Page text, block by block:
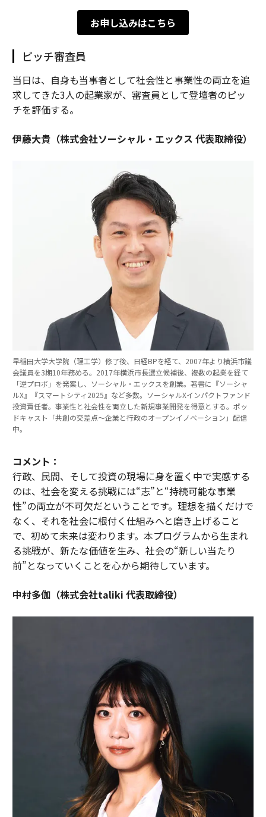
お申し込みはこちら
ピッチ審査員
当日は、自身も当事者として社会性と事業性の両立を追
求してきた3人の起業家が、審査員として登壇者のピッ
チを評価する。
伊藤大貴（株式会社ソーシャル・エックス 代表取締役）
早稲田大学大学院（理工学）修了後、日経BPを経て、2007年より横浜市議
会議員を3期10年務める。2017年横浜市長選立候補後、複数の起業を経て
「逆プロポ」を発案し、ソーシャル・エックスを創業。著書に『ソーシャ
ルX』『スマートシティ2025』など多数。ソーシャルXインパクトファンド
投資責任者。事業性と社会性を両立した新規事業開発を得意とする。ポッ
ドキャスト「共創の交差点〜企業と行政のオープンイノベーション」配信
中。
コメント：
行政、民間、そして投資の現場に身を置く中で実感する
のは、社会を変える挑戦には“志”と“持続可能な事業
性”の両立が不可欠だということです。理想を描くだけで
なく、それを社会に根付く仕組みへと磨き上げること
で、初めて未来は変わります。本プログラムから生まれ
る挑戦が、新たな価値を生み、社会の“新しい当たり
前”となっていくことを心から期待しています。
中村多伽（株式会社taliki 代表取締役）